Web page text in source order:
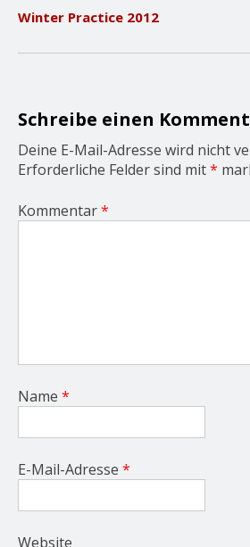
i
o
n
Winter Practice 2012
Schreibe einen
Deine E-Mail-Adresse wird nicht
Erforderliche Felder sind mit*
Kommentar*
Name *
E-Mail-Adresse *
Website